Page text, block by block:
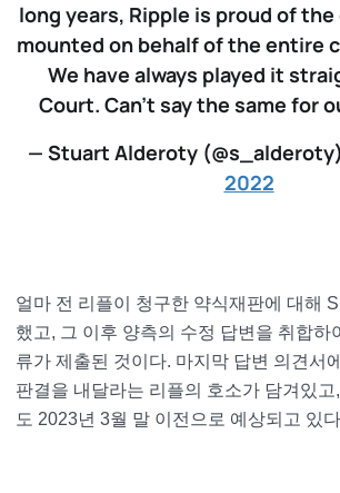
long years, Ripple is proud of the
mounted on behalf of the entire
We have always played it
Court. Can’t say the same for
— Stuart Alderoty (@s_alderoty)
2022
얼마 전 리플이 청구한 약식재판에 대해
했고, 그 이후 양측의 수정 답변을 취합하
류가 제출된 것이다. 마지막 답변 의견서
판결을 내달라는 리플의 호소가 담겨있고
도 2023년 3월 말 이전으로 예상되고 있